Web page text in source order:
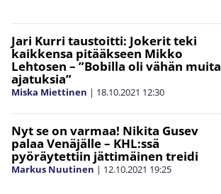
Jari Kurri taustoitti: Jokerit teki
kaikkensa pitääkseen Mikko
Lehtosen – ”Bobilla oli vähän muita
ajatuksia”
Miska Miettinen | 18.10.2021 12:30
Nyt se on varmaa! Nikita Gusev
palaa Venäjälle – KHL:ssä
pyöräytettiin jättimäinen treidi
Markus Nuutinen | 12.10.2021 19:25